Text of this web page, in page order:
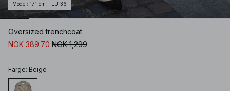
Model : 171 cm - EU 36
Oversized trenchcoat
NOK 389.70 NOK 1,299
Farge: Beige